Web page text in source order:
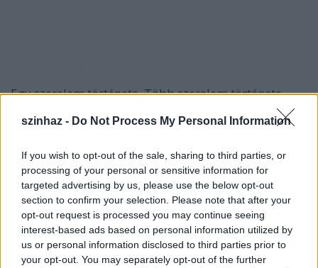
szinhaz - Do Not Process My Personal Information
If you wish to opt-out of the sale, sharing to third parties, or
processing of your personal or sensitive information for
targeted advertising by us, please use the below opt-out
section to confirm your selection. Please note that after your
opt-out request is processed you may continue seeing
interest-based ads based on personal information utilized by
us or personal information disclosed to third parties prior to
your opt-out. You may separately opt-out of the further
Egy szerelem története. Több szerelem története.
Emlékfoszlányok sora, melyet csupán a befogadói
képzelet gyúrhat össze történetté. Tehát nem is
nyilvános emlékezés.
A színház segítségével, mesterségesen, létrehozott
találkozás két egykori szerető között. Az életben
kegyetlenségnek neveznénk, noha talán
mindannyian vágyunk arra, hogy az egykori
kedvessel cenzúrázatlan őszinteséggel beszéljünk.
Valahogy így: